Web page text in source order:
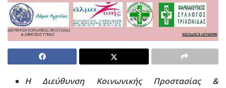
Η Διεύθυνση Κοινωνικής Προστασίας &